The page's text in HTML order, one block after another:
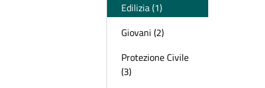
Edilizia (1)
Giovani (2)
Protezione Civile
(3)